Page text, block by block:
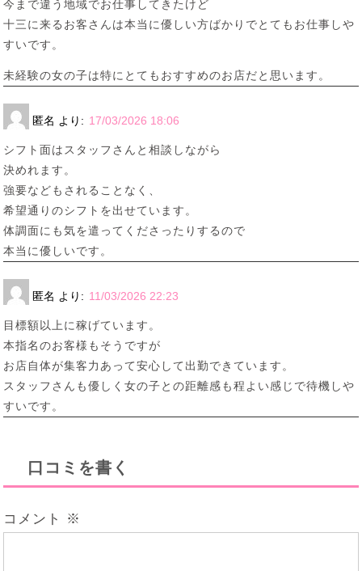
今まで違う地域でお仕事してきたけど
十三に来るお客さんは本当に優しい方ばかりでとてもお仕事しや
すいです。
未経験の女の子は特にとてもおすすめのお店だと思います。
匿名 より: 17/03/2026 18:06
シフト面はスタッフさんと相談しながら
決めれます。
強要などもされることなく、
希望通りのシフトを出せています。
体調面にも気を遣ってくださったりするので
本当に優しいです。
匿名 より: 11/03/2026 22:23
目標額以上に稼げています。
本指名のお客様もそうですが
お店自体が集客力あって安心して出勤できています。
スタッフさんも優しく女の子との距離感も程よい感じで待機しや
すいです。
口コミを書く
コメント ※